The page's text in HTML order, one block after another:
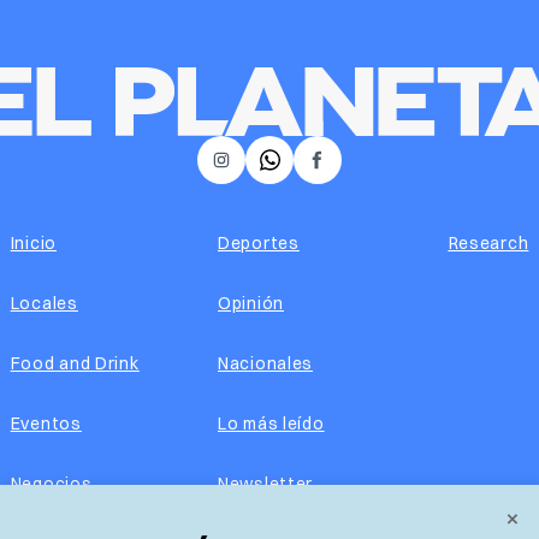
×
𝕏 Facebook
Instagram
Inicio
Locales
Food and Drink
Eventos
Negocios
Deportes
Opinión
Nacionales
Lo más leído
Newsletter
Research